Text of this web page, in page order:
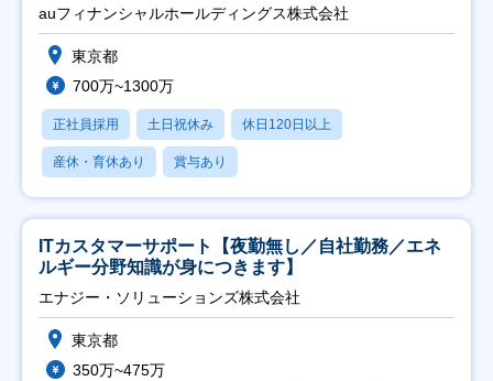
auフィナンシャルホールディングス株式会社
東京都
700万~1300万
正社員採用 土日祝休み 休日120日以上
産休・育休あり 賞与あり
ITカスタマーサポート【夜勤無し／自社勤務／エネ
ルギー分野知識が身につきます】
エナジー・ソリューションズ株式会社
東京都
350万~475万